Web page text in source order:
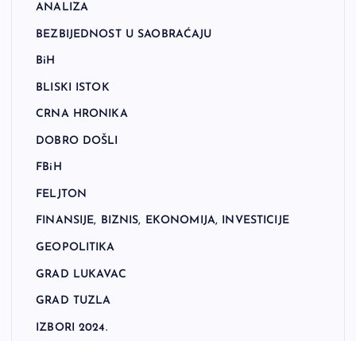
ANALIZA
BEZBIJEDNOST U SAOBRAĆAJU
BiH
BLISKI ISTOK
CRNA HRONIKA
DOBRO DOŠLI
FBiH
FELJTON
FINANSIJE, BIZNIS, EKONOMIJA, INVESTICIJE
GEOPOLITIKA
GRAD LUKAVAC
GRAD TUZLA
IZBORI 2024.